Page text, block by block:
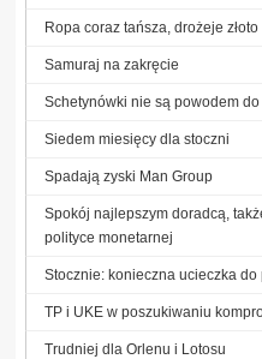
Ropa coraz tańsza, drożeje złoto
Samuraj na zakręcie
Schetynówki nie są powodem do
Siedem miesięcy dla stoczni
Spadają zyski Man Group
Spokój najlepszym doradcą,
polityce monetarnej
Stocznie: konieczna ucieczka do
TP i UKE w poszukiwaniu
Trudniej dla Orlenu i Lotosu